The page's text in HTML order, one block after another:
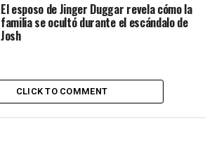
El esposo de Jinger Duggar revela cómo la
familia se ocultó durante el escándalo de
Josh
CLICK TO COMMENT